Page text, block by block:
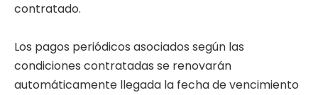
contratado.
Los pagos periódicos asociados según las
condiciones contratadas se renovarán
automáticamente llegada la fecha de vencimiento